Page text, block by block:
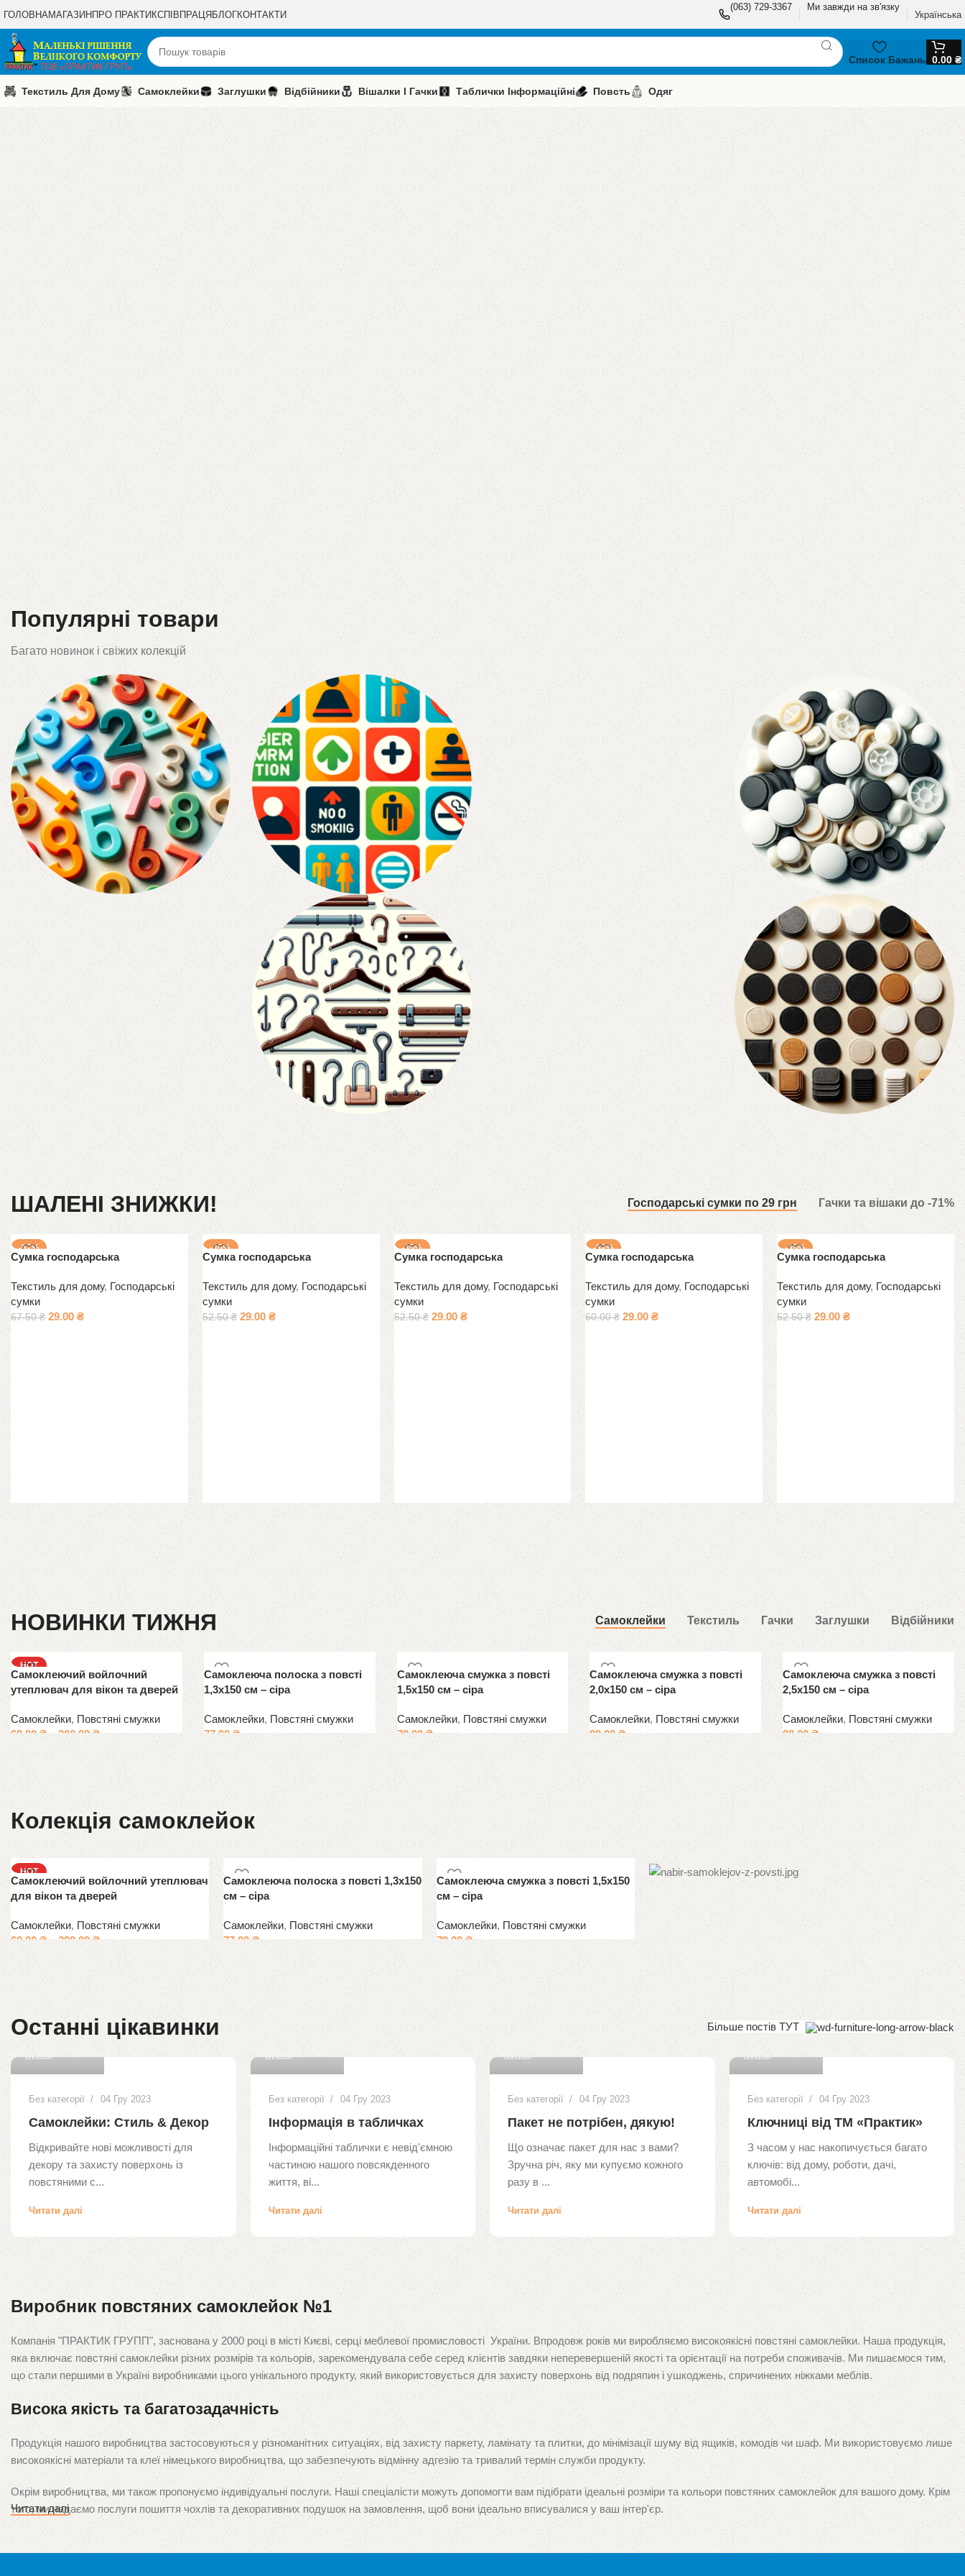
ГОЛОВНАМАГАЗИНПРО ПРАКТИКСПІВПРАЦЯБЛОГКОНТАКТИ
(063) 729-3367 Ми завжди на зв'язку
Українська
Список Бажань 0.00 ₴
Текстиль Для Дому Самоклейки Заглушки Відбійники Вішалки І Гачки Таблички Інформаційні Повсть Одяг
Шалені
Знижки
Господарські
сумки
В магазин ВСЕ ПО 29 грн
Популярні товари
Багато новинок і свіжих колекцій
Цифри Та Літери Таблички Інформаційні
Текстиль Для Дому
Відбійники
Заглушки
Вішалки І Гачки
Повсть
Самоклейки
ШАЛЕНІ ЗНИЖКИ! Господарські сумки по 29 грн Гачки та вішаки до -71%
-57%
Сумка господарська
Текстиль для дому, Господарські
сумки
67.50₴ 29.00 ₴
-45%
Сумка господарська
Текстиль для дому, Господарські
сумки
52.50₴ 29.00 ₴
-45%
Сумка господарська
Текстиль для дому, Господарські
сумки
52.50₴ 29.00 ₴
-52%
Сумка господарська
Текстиль для дому, Господарські
сумки
60.00₴ 29.00₴
-45%
Сумка господарська
Текстиль для дому, Господарські
сумки
52.50₴ 29.00₴
НОВИНКИ ТИЖНЯ Самоклейки Текстиль Гачки Заглушки Відбійники
HOT
Самоклеючий войлочний
утеплювач для вікон та дверей
Самоклейки, Повстяні смужки
60.00₴–200.00 ₴
Самоклеюча полоска з повсті
1,3х150 см – сіра
Самоклейки, Повстяні смужки
77.00₴
Самоклеюча смужка з повсті
1,5х150 см – сіра
Самоклейки, Повстяні смужки
79.00₴
Самоклеюча смужка з повсті
2,0х150 см – сіра
Самоклейки, Повстяні смужки
89.00₴
Самоклеюча смужка з повсті
2,5х150 см – сіра
Самоклейки, Повстяні смужки
98.00₴
Колекція самоклейок
HOT
Самоклеючий войлочний утеплювач
для вікон та дверей
Самоклейки, Повстяні смужки
60.00 ₴ – 200.00₴
Самоклеюча полоска з повсті 1,3х150
см – сіра
Самоклейки, Повстяні смужки
77.00₴
Самоклеюча смужка з повсті 1,5х150
см – сіра
Самоклейки, Повстяні смужки
79.00₴
Останні цікавинки Більше постів ТУТ
dean 0
Без категорії 04 Гру 2023
Самоклейки: Стиль & Декор
Відкривайте нові можливості для
декору та захисту поверхонь із
повстяними с...
Читати далі
dean 0
Без категорії 04 Гру 2023
Інформація в табличках
Інформаційні таблички є невід'ємною
частиною нашого повсякденного
життя, ві...
Читати далі
dean
Без категорії 04 Гру 2023
Пакет не потрібен, дякую!
Що означає пакет для нас з вами?
Зручна річ, яку ми купуємо кожного
разу в ...
Читати далі
dean 0
Без категорії 04 Гру 2023
Ключниці від ТМ «Практик»
З часом у нас накопичується багато
ключів: від дому, роботи, дачі,
автомобі...
Читати далі
Виробник повстяних самоклейок №1
Компанія "ПРАКТИК ГРУПП", заснована у 2000 році в місті Києві, серці меблевої промисловості України. Впродовж років ми виробляємо високоякісні повстяні самоклейки. Наша продукція,
яка включає повстяні самоклейки різних розмірів та кольорів, зарекомендувала себе серед клієнтів завдяки неперевершеній якості та орієнтації на потреби споживачів. Ми пишаємося тим,
що стали першими в Україні виробниками цього унікального продукту, який використовується для захисту поверхонь від подряпин і ушкоджень, спричинених ніжками меблів.
Висока якість та багатозадачність
Продукція нашого виробництва застосовуються у різноманітних ситуаціях, від захисту паркету, ламінату та плитки, до мінімізації шуму від ящиків, комодів чи шаф. Ми використовуємо лише
високоякісні матеріали та клеї німецького виробництва, що забезпечують відмінну адгезію та тривалий термін служби продукту.
Окрім виробництва, ми також пропонуємо індивідуальні послуги. Наші спеціалісти можуть допомогти вам підібрати ідеальні розміри та кольори повстяних самоклейок для вашого дому. Крім
того, ми надаємо послуги пошиття чохлів та декоративних подушок на замовлення, щоб вони ідеально вписувалися у ваш інтер'єр.
Наші продукти представлені в усіх великих містах України, і ми пишаємося тим, що здобули довіру як у меблевих виробників, так і у спеціалізованої та оптово-роздрібної торгівлі. Ваше
Читати далі